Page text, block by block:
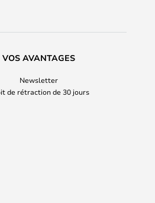
VOS AVANTAGES
Newsletter
de rétraction de 30 jours